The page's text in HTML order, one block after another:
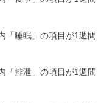
「睡眠」の項目が1週間
「排泄」の項目が1週間